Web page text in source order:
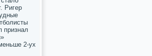
Ригер
признал
2-ух